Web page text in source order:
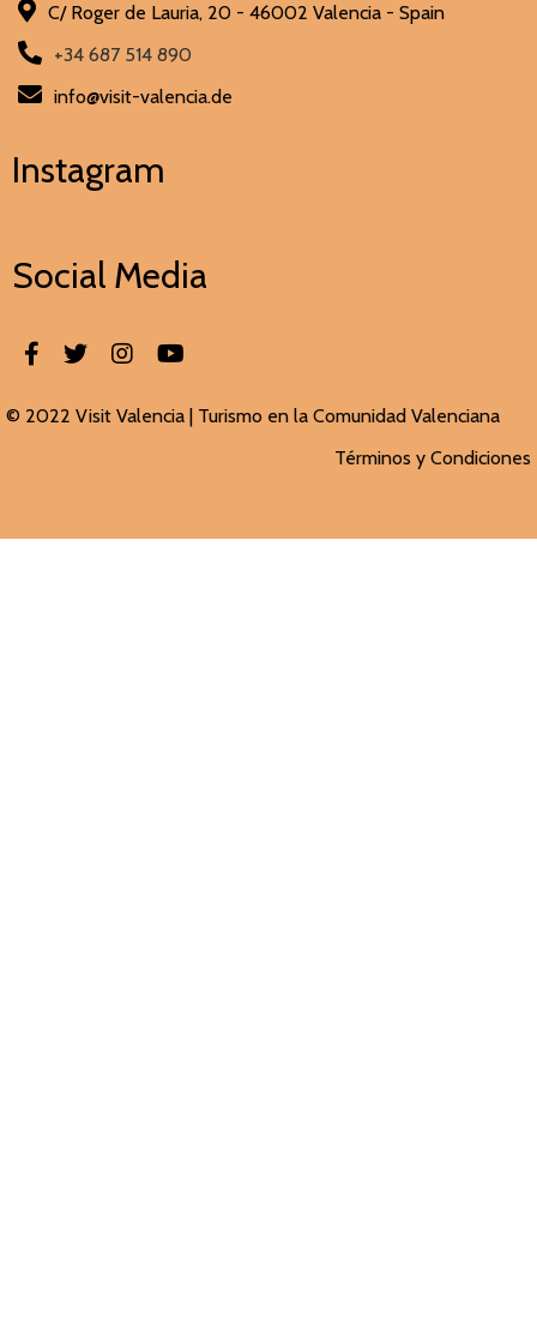
C/ Roger de Lauria, 20 - 46002 Valencia - Spain
+34 687 514 890
info@visit-valencia.de
Instagram
Social Media
© 2022 Visit Valencia | Turismo en la Comunidad Valenciana
Términos y Condiciones